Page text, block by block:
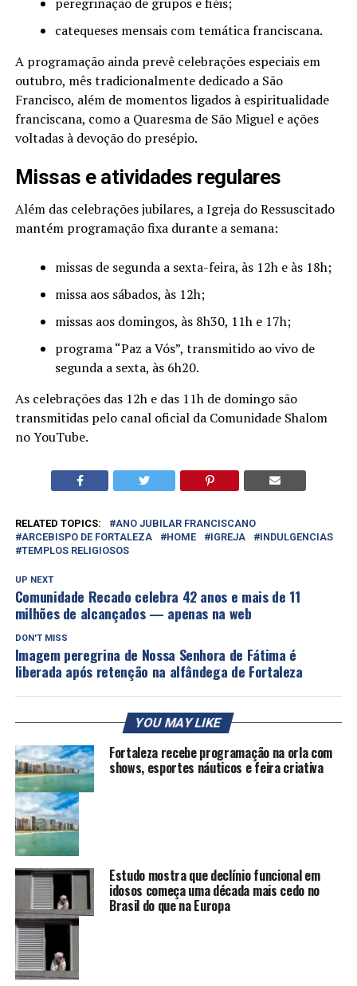
catequeses mensais com temática franciscana.
A programação ainda prevê celebrações especiais em
outubro, mês tradicionalmente dedicado a São
Francisco, além de momentos ligados à espiritualidade
franciscana, como a Quaresma de São Miguel e ações
voltadas à devoção do presépio.
Missas e atividades regulares
Além das celebrações jubilares, a Igreja do Ressuscitado
mantém programação fixa durante a semana:
missas de segunda a sexta-feira, às 12h e às 18h;
missa aos sábados, às 12h;
missas aos domingos, às 8h30, 11h e 17h;
programa “Paz a Vós”, transmitido ao vivo de
segunda a sexta, às 6h20.
As celebrações das 12h e das 11h de domingo são
transmitidas pelo canal oficial da Comunidade Shalom
no YouTube.
RELATED TOPICS:
ANO JUBILAR FRANCISCANO
ARCEBISPO DE FORTALEZA
HOME IGREJA
INDULGENCIAS
TEMPLOS RELIGIOSOS
UP NEXT
Comunidade Recado celebra 42 anos e mais de 11
milhões de alcançados — apenas na web
DON'T MISS
Imagem peregrina de Nossa Senhora de Fátima é
liberada após retenção na alfândega de Fortaleza
YOU MAY LIKE
Fortaleza recebe programação na orla com
shows, esportes náuticos e feira criativa
Estudo mostra que declínio funcional em
idosos começa uma década mais cedo no
Brasil do que na Europa